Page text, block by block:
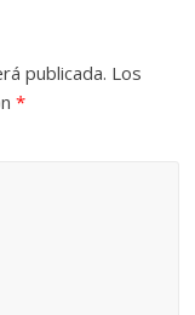
publicada. Los
*